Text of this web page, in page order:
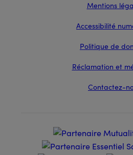
Mentions
Accessibilité
Politique de
Réclamation et
Contactez-